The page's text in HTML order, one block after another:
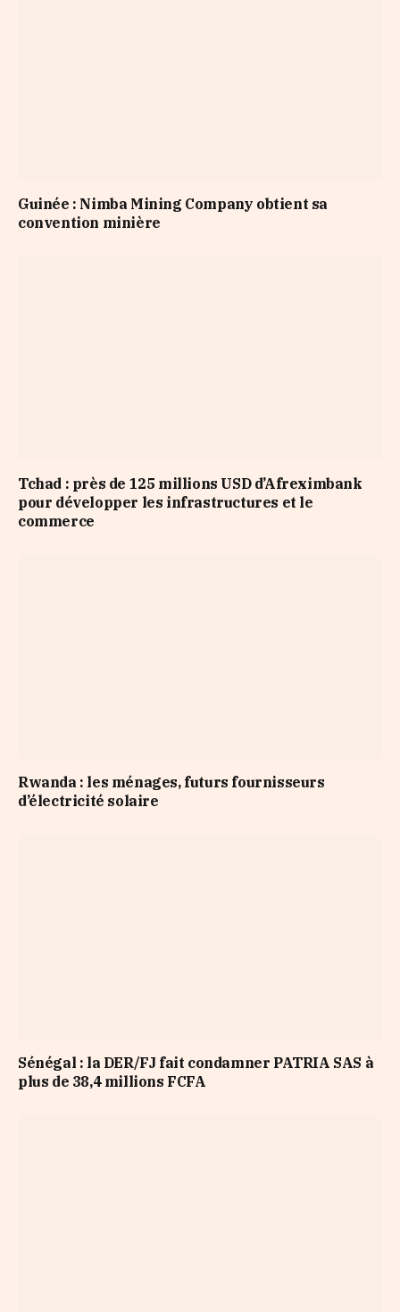
Guinée : Nimba Mining Company obtient sa
convention minière
Tchad : près de 125 millions USD d’Afreximbank
pour développer les infrastructures et le
commerce
Rwanda : les ménages, futurs fournisseurs
d’électricité solaire
Sénégal : la DER/FJ fait condamner PATRIA SAS à
plus de 38,4 millions FCFA